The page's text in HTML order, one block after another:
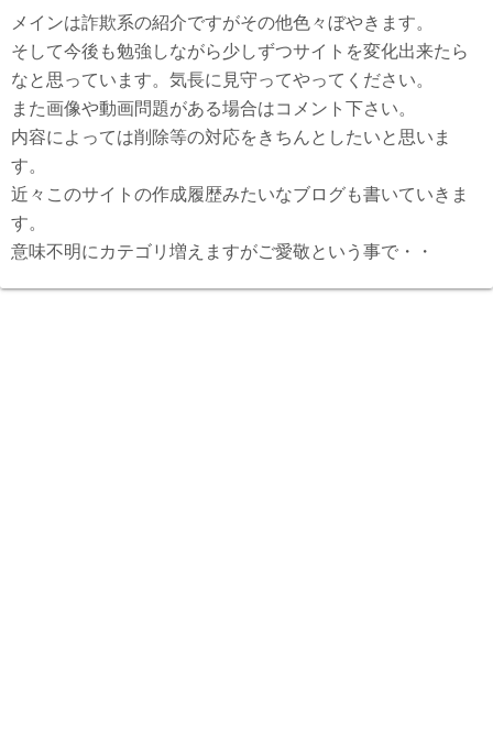
メインは詐欺系の紹介ですがその他色々ぼやきます。
そして今後も勉強しながら少しずつサイトを変化出来たら
なと思っています。気長に見守ってやってください。
また画像や動画問題がある場合はコメント下さい。
内容によっては削除等の対応をきちんとしたいと思いま
す。
近々このサイトの作成履歴みたいなブログも書いていきま
す。
意味不明にカテゴリ増えますがご愛敬という事で・・